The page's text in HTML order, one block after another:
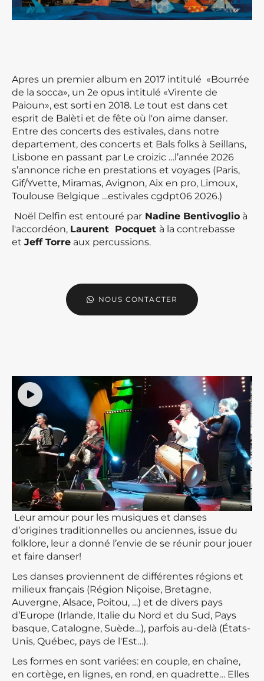
Apres un premier album en 2017 intitulé «Bourrée
de la socca», un 2e opus intitulé «Virente de
Paioun», est sorti en 2018. Le tout est dans cet
esprit de Balèti et de fête où l'on aime danser.
Entre des concerts des estivales, dans notre
departement, des concerts et Bals folks à Seillans,
Lisbone en passant par Le croizic …l’année 2026
s’annonce riche en prestations et voyages (Paris,
Gif/Yvette, Miramas, Avignon, Aix en pro, Limoux,
Toulouse Belgique …estivales cgdpt06 2026.)
Noël Delfin est entouré par Nadine Bentivoglio à
l'accordéon, Laurent Pocquet à la contrebasse
et Jeff Torre aux percussions.
NOUS CONTACTER
Leur amour pour les musiques et danses
d’origines traditionnelles ou anciennes, issue du
folklore, leur a donné l’envie de se réunir pour jouer
et faire danser!
Les danses proviennent de différentes régions et
milieux français (Région Niçoise, Bretagne,
Auvergne, Alsace, Poitou, …) et de divers pays
d’Europe (Irlande, Italie du Nord et du Sud, Pays
basque, Catalogne, Suède…), parfois au-delà (États-
Unis, Québec, pays de l'Est…).
Les formes en sont variées: en couple, en chaîne,
en cortège, en lignes, en rond, en quadrette… Elles